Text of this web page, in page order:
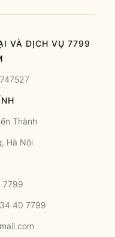
VÀ DỊCH VỤ 7799
Thành
Hà Nội
7799
40 7799